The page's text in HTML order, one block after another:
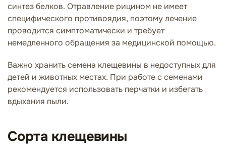
синтез белков. Отравление рицином не имеет
специфического противоядия, поэтому лечение
проводится симптоматически и требует
немедленного обращения за медицинской помощью.
Важно хранить семена клещевины в недоступных для
детей и животных местах. При работе с семенами
рекомендуется использовать перчатки и избегать
вдыхания пыли.
Сорта клещевины